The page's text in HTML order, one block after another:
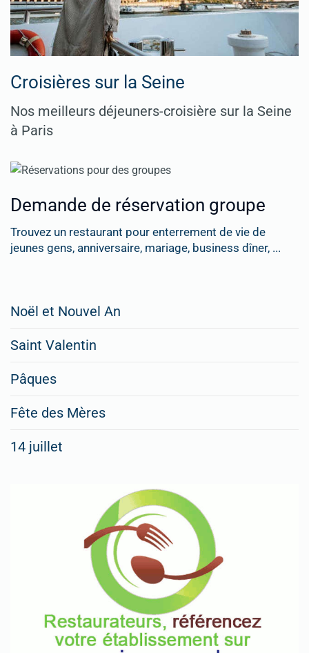
Croisières sur la Seine
Nos meilleurs déjeuners-croisière sur la Seine
à Paris
Demande de réservation groupe
Trouvez un restaurant pour enterrement de vie de
jeunes gens, anniversaire, mariage, business dîner, ...
rubriques
Spéciales
Fêtes
Pour
enregistrer
votre
Noël et Nouvel An
Saint Valentin
Pâques
Fête des Mères
14 juillet